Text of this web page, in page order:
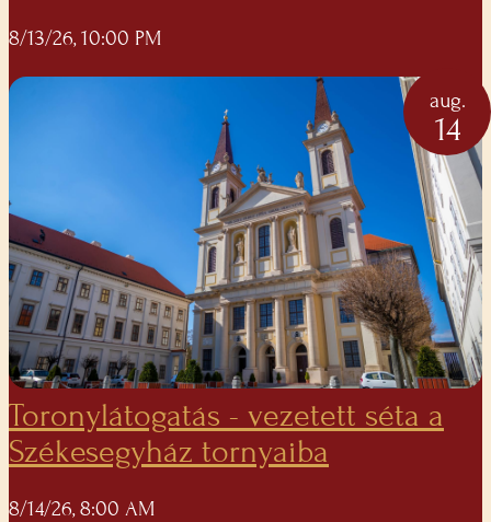
8/13/26, 10:00 PM
aug.
14
Toronylátogatás - vezetett séta a
Székesegyház tornyaiba
8/14/26, 8:00 AM